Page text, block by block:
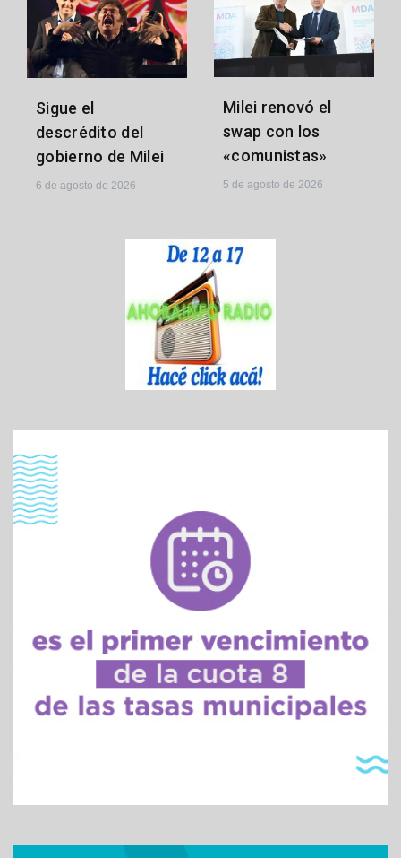
Sigue el
descrédito del
gobierno de Milei
6 de agosto de 2026
Milei renovó el
swap con los
«comunistas»
5 de agosto de 2026